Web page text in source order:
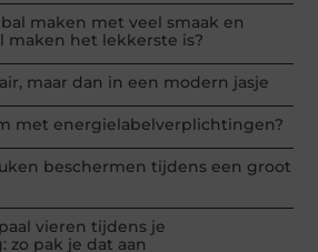
maken met veel smaak en
maken het lekkerste is?
maar dan in een modern jasje
met energielabelverplichtingen?
beschermen tijdens een groot
vieren tijdens je
zo pak je dat aan